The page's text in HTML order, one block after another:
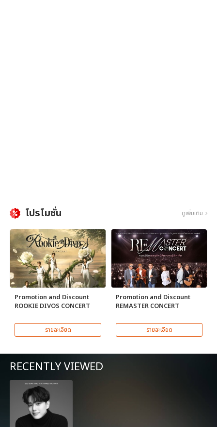
โปรโมชั่น ดูเพิ่มเติม
Promotion and Discount
ROOKIE DIVOS CONCERT
รายละเอียด
Promotion and Discount
REMASTER CONCERT
รายละเอียด
RECENTLY VIEWED